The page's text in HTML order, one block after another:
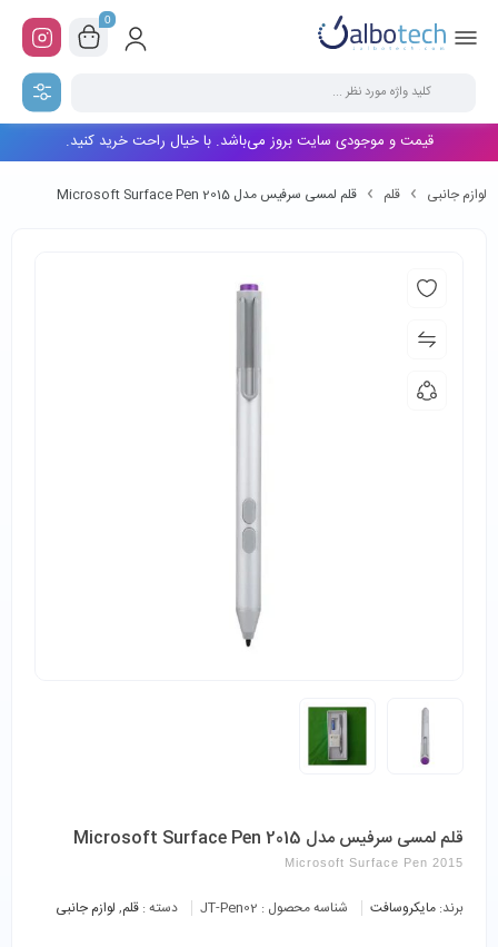
0
قیمت و موجودی سایت بروز می‌باشد. با خیال راحت خرید کنید.
لوازم جانبی قلم قلم لمسی سرفیس مدل Microsoft Surface Pen 2015
قلم لمسی سرفیس مدل Microsoft Surface Pen 2015
Microsoft Surface Pen 2015
برند: مایکروسافت شناسه محصول : JT-Pen02 دسته : قلم, لوازم جانبی